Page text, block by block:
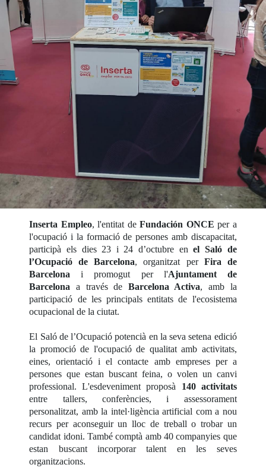
Inserta Empleo, l'entitat deFundación ONCE per a
l'ocupació i la formació de persones amb discapacitat,
participà els dies 23 i 24 d’octubre enel Saló de
l’Ocupació de Barcelona, organitzat per Fira de
Barcelona i promogut per l'Ajuntament de
Barcelona a través de Barcelona Activa, amb la
participació de les principals entitats de l'ecosistema
ocupacional de la ciutat.
El Saló de l’Ocupació potencià en la seva setena edició
la promoció de l'ocupació de qualitat amb activitats,
eines, orientació i el contacte amb empreses per a
persones que estan buscant feina, o volen un canvi
professional. L'esdeveniment proposà 140 activitats
entre tallers, conferències, i assessorament
personalitzat, amb la intel·ligència artificial com a nou
recurs per aconseguir un lloc de treball o trobar un
candidat idoni. També comptà amb 40 companyies que
estan buscant incorporar talent en les seves
organitzacions.